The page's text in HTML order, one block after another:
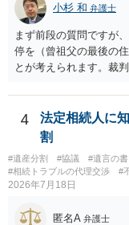
小杉 和 弁護士
まず前段の質問ですが
停を（曾祖父の最後の
とが考えられます。裁
能と思われます。時間
揃える必要があります
4
法定相続人に
割
#遺産分割 #協議 #遺言の
#相続トラブルの代理交渉
#
2026年7月18日
匿名A 弁護士